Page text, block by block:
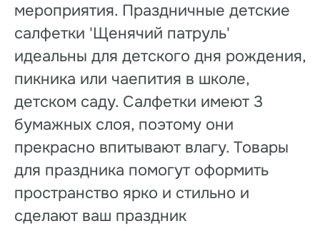
мероприятия. Праздничные детские
салфетки 'Щенячий патруль'
идеальны для детского дня рождения,
пикника или чаепития в школе,
детском саду. Салфетки имеют 3
бумажных слоя, поэтому они
прекрасно впитывают влагу. Товары
для праздника помогут оформить
пространство ярко и стильно и
сделают ваш праздник